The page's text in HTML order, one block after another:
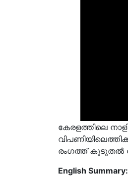
കേരളത്തിലെ
രംഗത്ത് കൂടുതൽ
English Summary: